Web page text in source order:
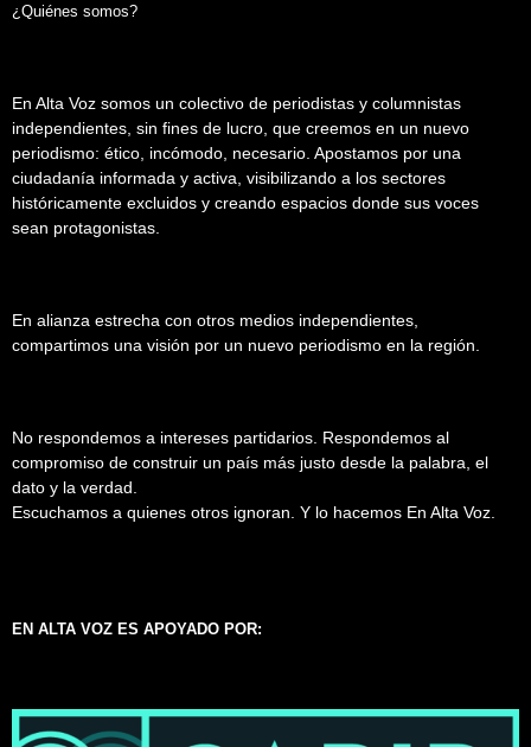
¿Quiénes somos?
En Alta Voz somos un colectivo de periodistas y columnistas
independientes, sin fines de lucro, que creemos en un nuevo
periodismo: ético, incómodo, necesario. Apostamos por una
ciudadanía informada y activa, visibilizando a los sectores
históricamente excluidos y creando espacios donde sus voces
sean protagonistas.
En alianza estrecha con otros medios independientes,
compartimos una visión por un nuevo periodismo en la región.
No respondemos a intereses partidarios. Respondemos al
compromiso de construir un país más justo desde la palabra, el
dato y la verdad.
Escuchamos a quienes otros ignoran. Y lo hacemos En Alta Voz.
EN ALTA VOZ ES APOYADO POR: